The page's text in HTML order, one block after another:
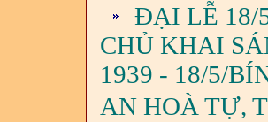
ĐẠI LỄ 18/
CHỦ KHAI
1939 - 18/5/
AN HOÀ TỰ,